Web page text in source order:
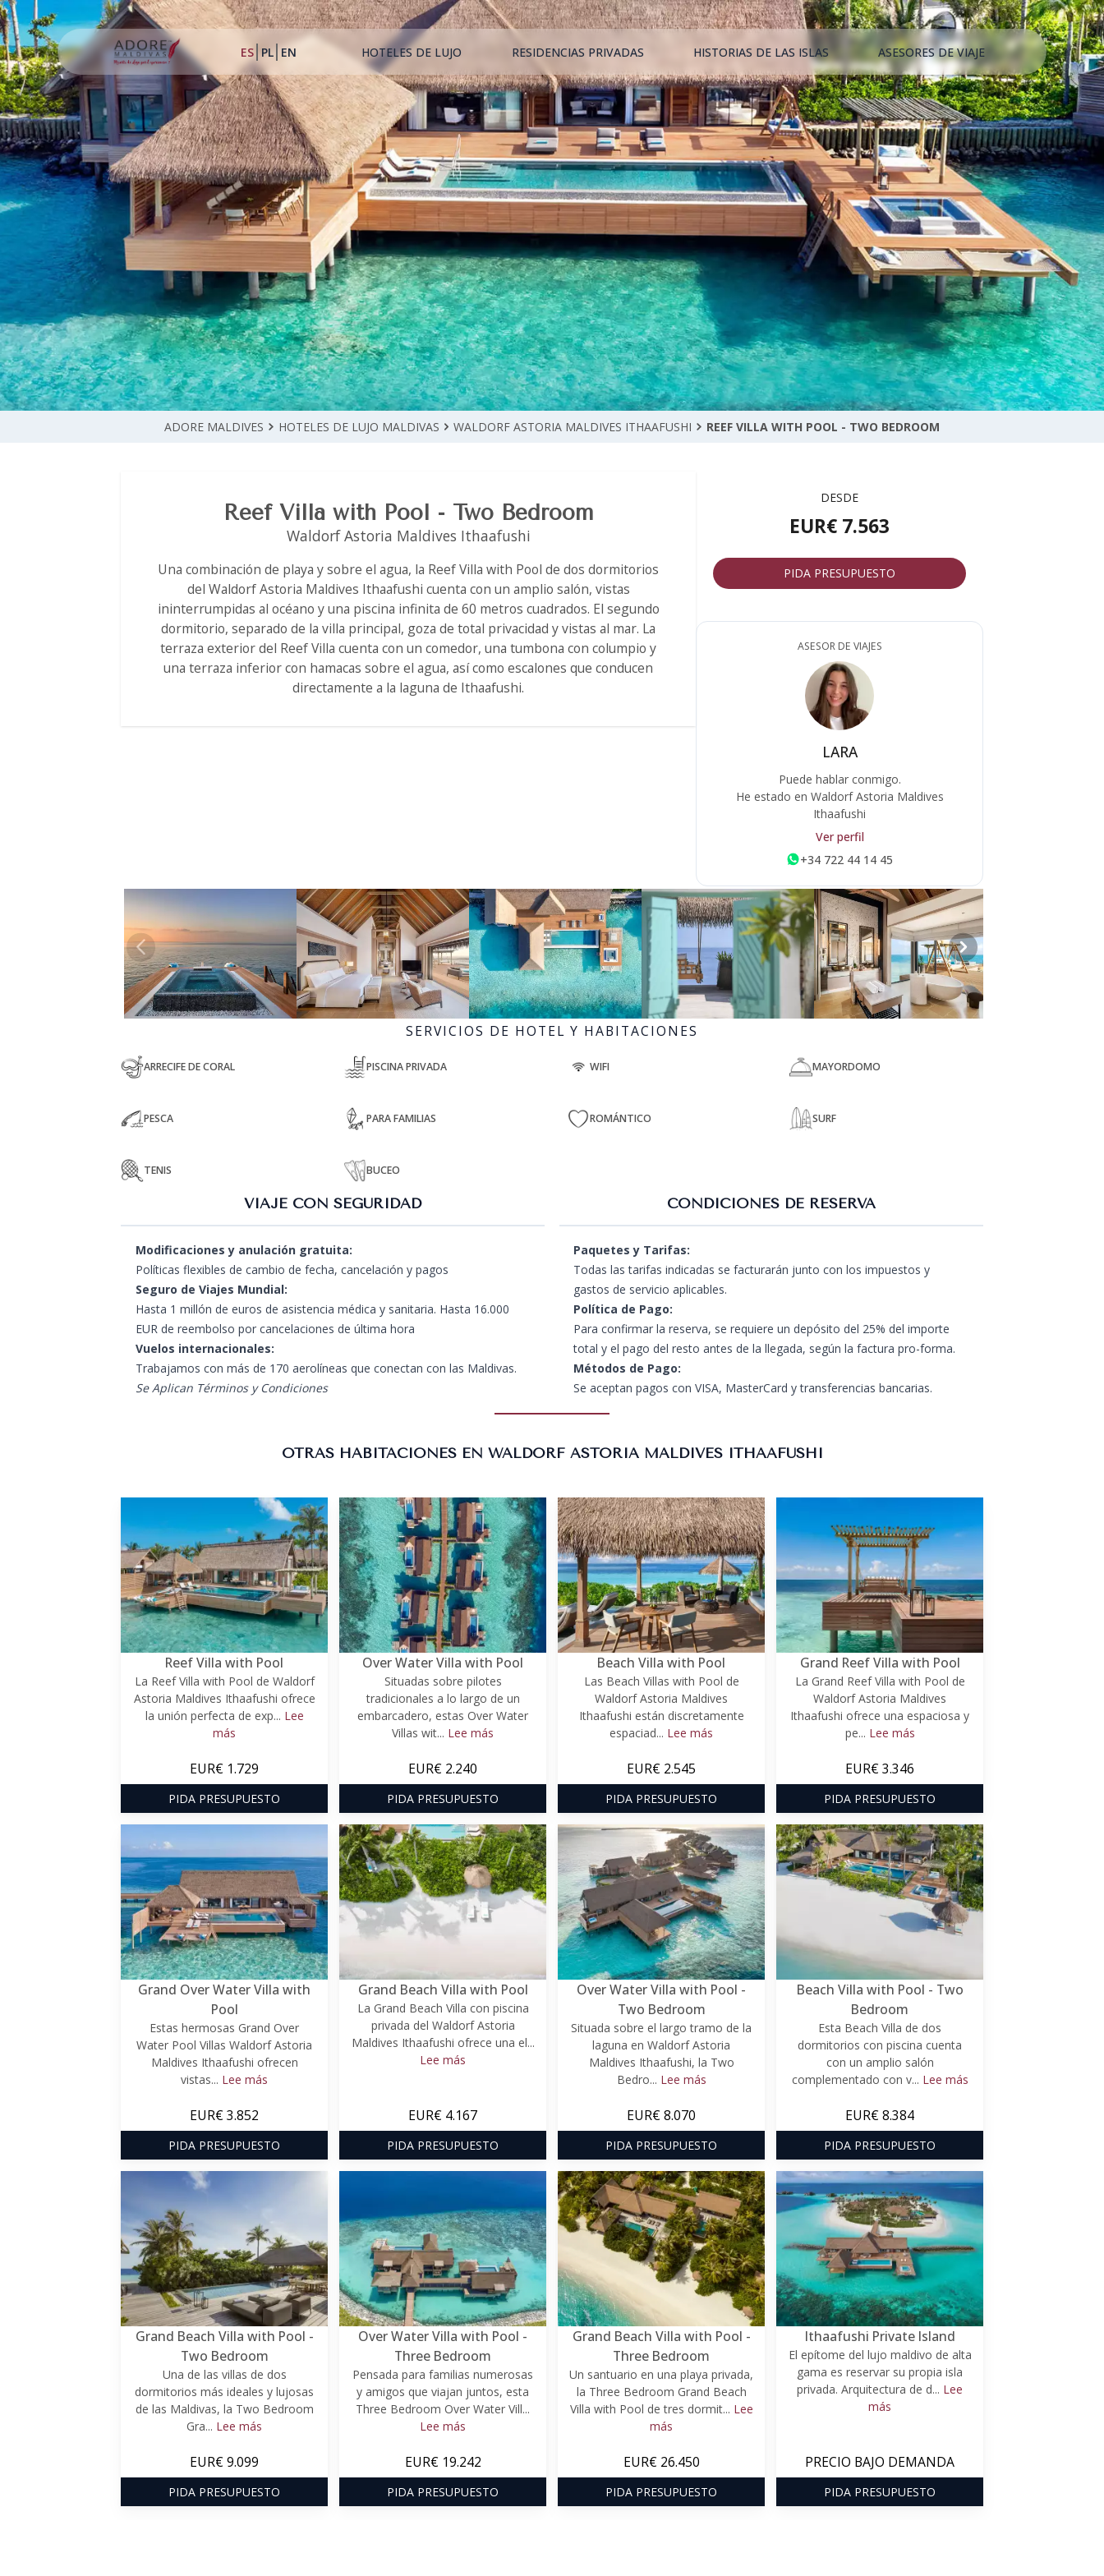
ES PL EN HOTELES DE LUJO RESIDENCIAS PRIVADAS HISTORIAS DE LAS ISLAS ASESORES DE VIAJE
ADORE MALDIVES HOTELES DE LUJO MALDIVAS WALDORF ASTORIA MALDIVES ITHAAFUSHI REEF VILLA WITH POOL - TWO BEDROOM
Reef Villa with Pool - Two Bedroom
Waldorf Astoria Maldives Ithaafushi
Una combinación de playa y sobre el agua, la Reef Villa with Pool de dos dormitorios
del Waldorf Astoria Maldives Ithaafushi cuenta con un amplio salón, vistas
ininterrumpidas al océano y una piscina infinita de 60 metros cuadrados. El segundo
dormitorio, separado de la villa principal, goza de total privacidad y vistas al mar. La
terraza exterior del Reef Villa cuenta con un comedor, una tumbona con columpio y
una terraza inferior con hamacas sobre el agua, así como escalones que conducen
directamente a la laguna de Ithaafushi.
DESDE
EUR€ 7.563
PIDA PRESUPUESTO
ASESOR DE VIAJES
LARA
Puede hablar conmigo.
He estado en Waldorf Astoria Maldives
Ithaafushi
Ver perfil
+34 722 44 14 45
SERVICIOS DE HOTEL Y HABITACIONES
ARRECIFE DE CORAL PISCINA PRIVADA WIFI MAYORDOMO
PESCA PARA FAMILIAS ROMÁNTICO SURF
TENIS BUCEO
VIAJE CON SEGURIDAD
Modificaciones y anulación gratuita:
Políticas flexibles de cambio de fecha, cancelación y pagos
Seguro de Viajes Mundial:
Hasta 1 millón de euros de asistencia médica y sanitaria. Hasta 16.000
EUR de reembolso por cancelaciones de última hora
Vuelos internacionales:
Trabajamos con más de 170 aerolíneas que conectan con las Maldivas.
Se Aplican Términos y Condiciones
CONDICIONES DE RESERVA
Paquetes y Tarifas:
Todas las tarifas indicadas se facturarán junto con los impuestos y
gastos de servicio aplicables.
Política de Pago:
Para confirmar la reserva, se requiere un depósito del 25% del importe
total y el pago del resto antes de la llegada, según la factura pro-forma.
Métodos de Pago:
Se aceptan pagos con VISA, MasterCard y transferencias bancarias.
OTRAS HABITACIONES EN WALDORF ASTORIA MALDIVES ITHAAFUSHI
Reef Villa with Pool
La Reef Villa with Pool de Waldorf
Astoria Maldives Ithaafushi ofrece
la unión perfecta de exp... Lee
más
EUR€ 1.729
PIDA PRESUPUESTO
Over Water Villa with Pool
Situadas sobre pilotes
tradicionales a lo largo de un
embarcadero, estas Over Water
Villas wit... Lee más
EUR€ 2.240
PIDA PRESUPUESTO
Beach Villa with Pool
Las Beach Villas with Pool de
Waldorf Astoria Maldives
Ithaafushi están discretamente
espaciad... Lee más
EUR€ 2.545
PIDA PRESUPUESTO
Grand Reef Villa with Pool
La Grand Reef Villa with Pool de
Waldorf Astoria Maldives
Ithaafushi ofrece una espaciosa y
pe... Lee más
EUR€ 3.346
PIDA PRESUPUESTO
Grand Over Water Villa with
Pool
Estas hermosas Grand Over
Water Pool Villas Waldorf Astoria
Maldives Ithaafushi ofrecen
vistas... Lee más
EUR€ 3.852
PIDA PRESUPUESTO
Grand Beach Villa with Pool
La Grand Beach Villa con piscina
privada del Waldorf Astoria
Maldives Ithaafushi ofrece una el...
Lee más
EUR€ 4.167
PIDA PRESUPUESTO
Over Water Villa with Pool -
Two Bedroom
Situada sobre el largo tramo de la
laguna en Waldorf Astoria
Maldives Ithaafushi, la Two
Bedro... Lee más
EUR€ 8.070
PIDA PRESUPUESTO
Beach Villa with Pool - Two
Bedroom
Esta Beach Villa de dos
dormitorios con piscina cuenta
con un amplio salón
complementado con v... Lee más
EUR€ 8.384
PIDA PRESUPUESTO
Grand Beach Villa with Pool -
Two Bedroom
Una de las villas de dos
dormitorios más ideales y lujosas
de las Maldivas, la Two Bedroom
Gra... Lee más
EUR€ 9.099
PIDA PRESUPUESTO
Over Water Villa with Pool -
Three Bedroom
Pensada para familias numerosas
y amigos que viajan juntos, esta
Three Bedroom Over Water Vill...
Lee más
EUR€ 19.242
PIDA PRESUPUESTO
Grand Beach Villa with Pool -
Three Bedroom
Un santuario en una playa privada,
la Three Bedroom Grand Beach
Villa with Pool de tres dormit... Lee
más
EUR€ 26.450
PIDA PRESUPUESTO
Ithaafushi Private Island
El epítome del lujo maldivo de alta
gama es reservar su propia isla
privada. Arquitectura de d... Lee
más
PRECIO BAJO DEMANDA
PIDA PRESUPUESTO